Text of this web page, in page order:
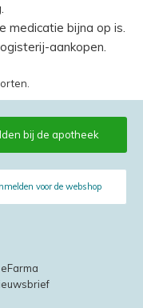
medicatie bijna op is.
aankopen.
bij de apotheek
voor de webshop